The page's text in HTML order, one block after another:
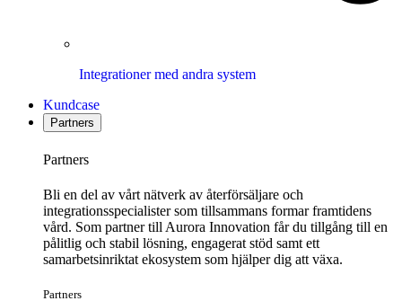
Integrationer med andra system
Kundcase
Partners
Partners
Bli en del av vårt nätverk av återförsäljare och
integrationsspecialister som tillsammans formar framtidens
vård. Som partner till Aurora Innovation får du tillgång till en
pålitlig och stabil lösning, engagerat stöd samt ett
samarbetsinriktat ekosystem som hjälper dig att växa.
Partners